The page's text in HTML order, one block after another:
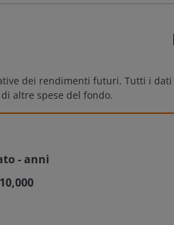
dei rendimenti futuri. Tutti i
altre spese del fondo.
-anni